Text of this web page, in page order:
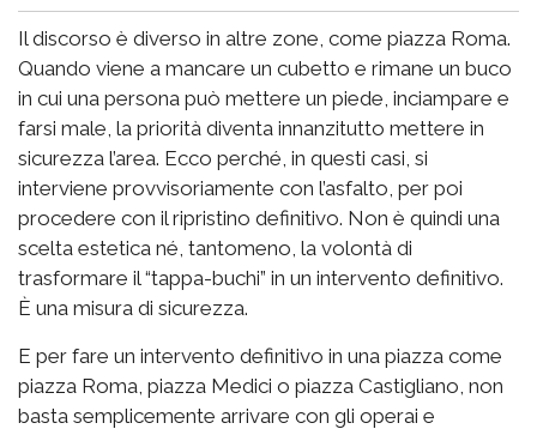
Il discorso è diverso in altre zone, come piazza Roma.
Quando viene a mancare un cubetto e rimane un buco
in cui una persona può mettere un piede, inciampare e
farsi male, la priorità diventa innanzitutto mettere in
sicurezza l’area. Ecco perché, in questi casi, si
interviene provvisoriamente con l’asfalto, per poi
procedere con il ripristino definitivo. Non è quindi una
scelta estetica né, tantomeno, la volontà di
trasformare il “tappa-buchi” in un intervento definitivo.
È una misura di sicurezza.
E per fare un intervento definitivo in una piazza come
piazza Roma, piazza Medici o piazza Castigliano, non
basta semplicemente arrivare con gli operai e